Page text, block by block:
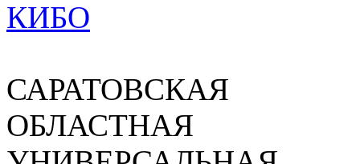
САРАТОВСКАЯ
ОБЛАСТНАЯ